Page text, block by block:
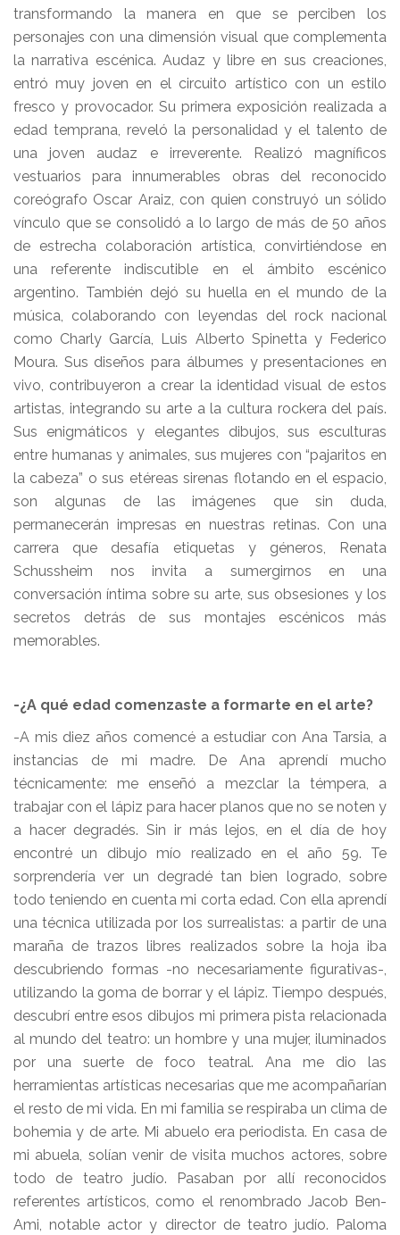
transformando la manera en que se perciben los
personajes con una dimensión visual que complementa
la narrativa escénica. Audaz y libre en sus creaciones,
entró muy joven en el circuito artístico con un estilo
fresco y provocador. Su primera exposición realizada a
edad temprana, reveló la personalidad y el talento de
una joven audaz e irreverente. Realizó magníficos
vestuarios para innumerables obras del reconocido
coreógrafo Oscar Araiz, con quien construyó un sólido
vínculo que se consolidó a lo largo de más de 50 años
de estrecha colaboración artística, convirtiéndose en
una referente indiscutible en el ámbito escénico
argentino. También dejó su huella en el mundo de la
música, colaborando con leyendas del rock nacional
como Charly García, Luis Alberto Spinetta y Federico
Moura. Sus diseños para álbumes y presentaciones en
vivo, contribuyeron a crear la identidad visual de estos
artistas, integrando su arte a la cultura rockera del país.
Sus enigmáticos y elegantes dibujos, sus esculturas
entre humanas y animales, sus mujeres con “pajaritos en
la cabeza” o sus etéreas sirenas flotando en el espacio,
son algunas de las imágenes que sin duda,
permanecerán impresas en nuestras retinas. Con una
carrera que desafía etiquetas y géneros, Renata
Schussheim nos invita a sumergirnos en una
conversación íntima sobre su arte, sus obsesiones y los
secretos detrás de sus montajes escénicos más
memorables.
-¿A qué edad comenzaste a formarte en el arte?
-A mis diez años comencé a estudiar con Ana Tarsia, a
instancias de mi madre. De Ana aprendí mucho
técnicamente: me enseñó a mezclar la témpera, a
trabajar con el lápiz para hacer planos que no se noten y
a hacer degradés. Sin ir más lejos, en el día de hoy
encontré un dibujo mío realizado en el año 59. Te
sorprendería ver un degradé tan bien logrado, sobre
todo teniendo en cuenta mi corta edad. Con ella aprendí
una técnica utilizada por los surrealistas: a partir de una
maraña de trazos libres realizados sobre la hoja iba
descubriendo formas -no necesariamente figurativas-,
utilizando la goma de borrar y el lápiz. Tiempo después,
descubrí entre esos dibujos mi primera pista relacionada
al mundo del teatro: un hombre y una mujer, iluminados
por una suerte de foco teatral. Ana me dio las
herramientas artísticas necesarias que me acompañarían
el resto de mi vida. En mi familia se respiraba un clima de
bohemia y de arte. Mi abuelo era periodista. En casa de
mi abuela, solían venir de visita muchos actores, sobre
todo de teatro judío. Pasaban por allí reconocidos
referentes artísticos, como el renombrado Jacob Ben-
Ami, notable actor y director de teatro judío. Paloma